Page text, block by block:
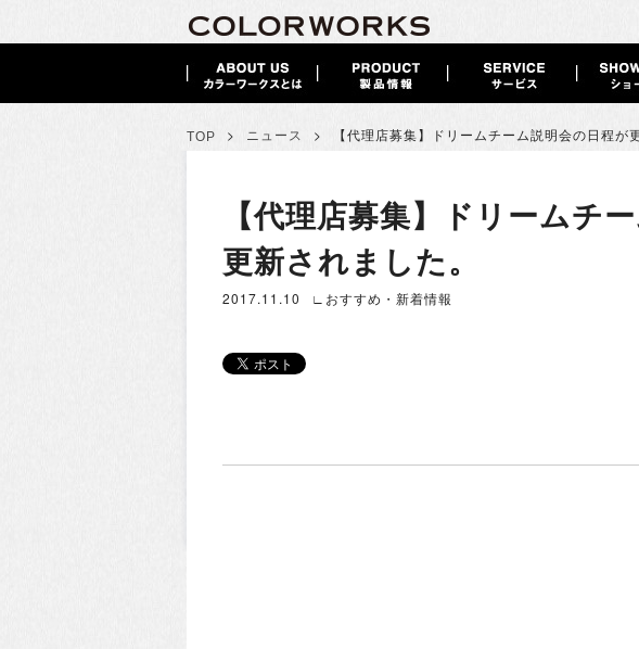
TOP > ニュース > 【代理店募集】ドリームチーム説明会の日程が
【代理店募集】ドリームチ
更新されました。
2017.11.10 ∟おすすめ・新着情報